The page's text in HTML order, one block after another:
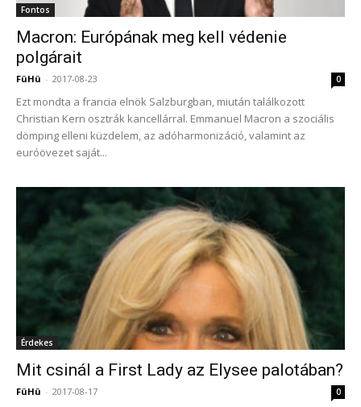
Fontos
Macron: Európának meg kell védenie
polgárait
FüHü - 2017-08-23 0
Ezt mondta a francia elnök Salzburgban, miután találkozott
Christian Kern osztrák kancellárral. Emmanuel Macron a szociális
dömping elleni küzdelem, az adóharmonizáció, valamint az
euróövezet saját...
Érdekes
Mit csinál a First Lady az Elysee palotában?
FüHü - 2017-08-17 0